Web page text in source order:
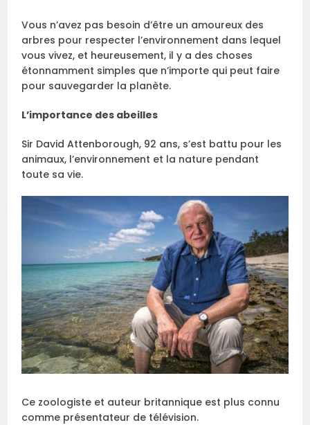
Vous n’avez pas besoin d’être un amoureux des
arbres pour respecter l’environnement dans lequel
vous vivez, et heureusement, il y a des choses
étonnamment simples que n’importe qui peut faire
pour sauvegarder la planète.
L’importance des abeilles
Sir David Attenborough, 92 ans, s’est battu pour les
animaux, l’environnement et la nature pendant
toute sa vie.
Ce zoologiste et auteur britannique est plus connu
comme présentateur de télévision.